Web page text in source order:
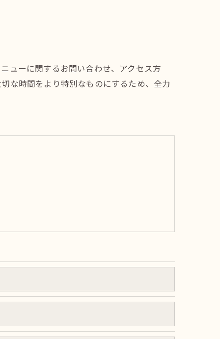
ューに関するお問い合わせ、アクセス方
な時間をより特別なものにするため、全力